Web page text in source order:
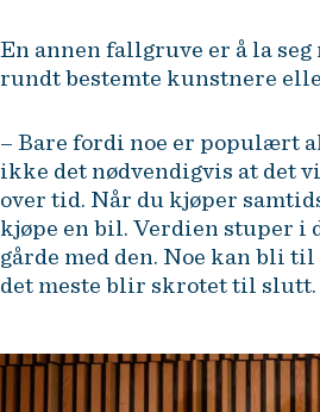
En annen fallgruve er å la seg
rundt bestemte kunstnere
– Bare fordi noe er populært
ikke det nødvendigvis at det
over tid. Når du kjøper
kjøpe en bil. Verdien stuper i
gårde med den. Noe kan bli
det meste blir skrotet til slutt.